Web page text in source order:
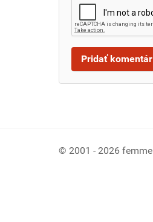
© 2001 - 2026 femme